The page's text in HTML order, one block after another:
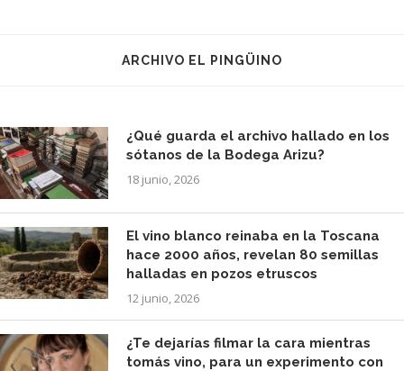
ARCHIVO EL PINGÜINO
¿Qué guarda el archivo hallado en los
sótanos de la Bodega Arizu?
18 junio, 2026
El vino blanco reinaba en la Toscana
hace 2000 años, revelan 80 semillas
halladas en pozos etruscos
12 junio, 2026
¿Te dejarías filmar la cara mientras
tomás vino, para un experimento con